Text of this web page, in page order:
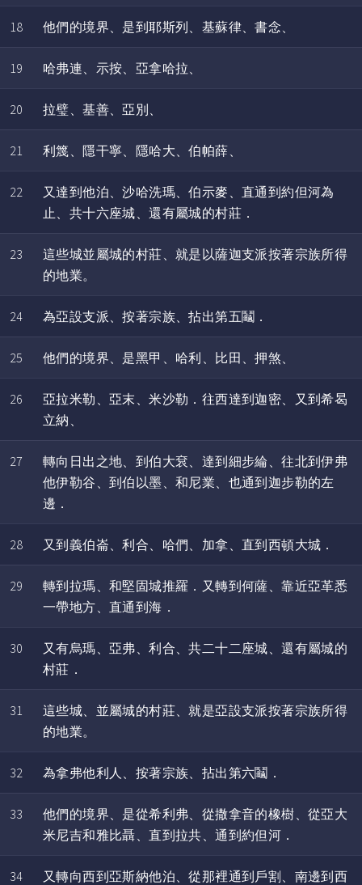
18 他們的境界、是到耶斯列、基蘇律、書念、
19 哈弗連、示按、亞拿哈拉、
20 拉璧、基善、亞別、
21 利篾、隱干寧、隱哈大、伯帕薛、
22
又達到他泊、沙哈洗瑪、伯示麥、直通到約但河為
止、共十六座城、還有屬城的村莊．
23
這些城並屬城的村莊、就是以薩迦支派按著宗族所得
的地業。
24 為亞設支派、按著宗族、拈出第五鬮．
25 他們的境界、是黑甲、哈利、比田、押煞、
26
亞拉米勒、亞末、米沙勒．往西達到迦密、又到希曷
立納、
27
轉向日出之地、到伯大袞、達到細步綸、往北到伊弗
他伊勒谷、到伯以墨、和尼業、也通到迦步勒的左
邊．
28 又到義伯崙、利合、哈們、加拿、直到西頓大城．
29
轉到拉瑪、和堅固城推羅．又轉到何薩、靠近亞革悉
一帶地方、直通到海．
30
又有烏瑪、亞弗、利合、共二十二座城、還有屬城的
村莊．
31
這些城、並屬城的村莊、就是亞設支派按著宗族所得
的地業。
32 為拿弗他利人、按著宗族、拈出第六鬮．
33
他們的境界、是從希利弗、從撒拿音的橡樹、從亞大
米尼吉和雅比聶、直到拉共、通到約但河．
34
又轉向西到亞斯納他泊、從那裡通到戶割、南邊到西